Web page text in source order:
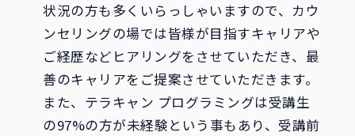
状況の方も多くいらっしゃいますので、カウ
ンセリングの場では皆様が目指すキャリアや
ご経歴などヒアリングをさせていただき、最
善のキャリアをご提案させていただきます。
また、テラキャン プログラミングは受講生
の97%の方が未経験という事もあり、受講前